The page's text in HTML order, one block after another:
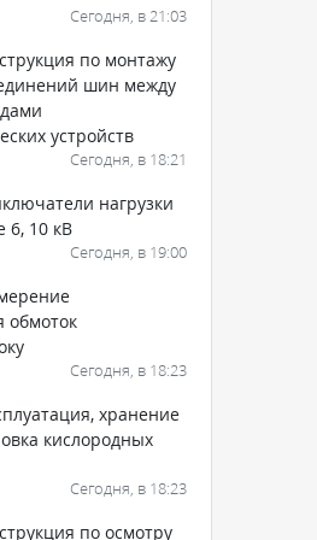
Сегодня, в 21:03
по монтажу
шин между
устройств
Сегодня, в 18:21
нагрузки
6, 10 кВ
Сегодня, в 19:00
обмоток
Сегодня, в 18:23
хранение
кислородных
Сегодня, в 18:23
по осмотру